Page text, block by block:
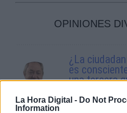
La Hora Digital - Do Not
Information
OPINIONES
¿La
es
una tercera
Geopolítica de Crisis